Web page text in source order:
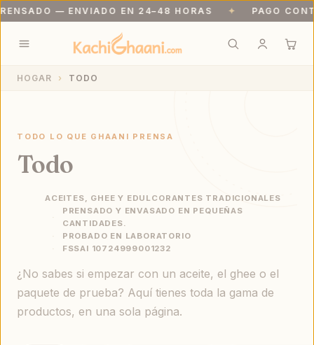
— ENVIADO EN 24–48 HORAS ✦ PAGO
HOGAR TODO
TODO LO QUE GHAANI PRENSA
Todo
ACEITES, GHEE Y EDULCORANTES TRADICIONALES
PRENSADO Y ENVASADO EN PEQUEÑAS
CANTIDADES.
PROBADO EN LABORATORIO
FSSAI 10724999001232
¿No sabes si empezar con un aceite, el ghee o el
paquete de prueba? Aquí tienes toda la gama de
productos, en una sola página.